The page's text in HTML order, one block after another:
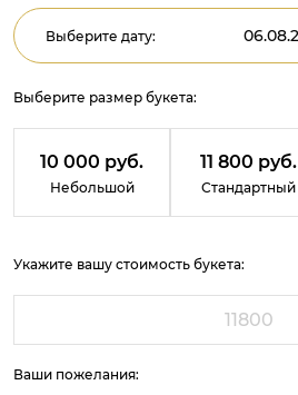
Выберите дату:
Выберите размер букета:
10 000 руб.
Небольшой
11 800 руб.
Стандартный
Укажите вашу стоимость букета:
Ваши пожелания: